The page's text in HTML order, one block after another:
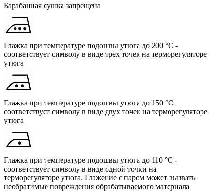
Барабанная сушка запрещена
Глажка при температуре подошвы утюга до 200 °C -
соответствует символу в виде трёх точек на терморегуляторе
утюга
Глажка при температуре подошвы утюга до 150 °C -
соответствует символу в виде двух точек на терморегуляторе
утюга
Глажка при температуре подошвы утюга до 110 °C -
соответствует символу в виде одной точки на
терморегуляторе утюга. Глажение с паром может вызвать
необратимые повреждения обрабатываемого материала